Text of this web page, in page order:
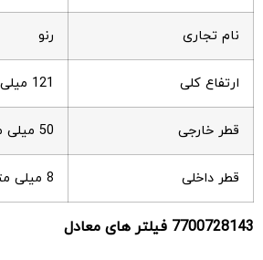
نام تجاری رنو
ارتفاع کلی 121 میلی متر
قطر خارجی 50 میلی متر
قطر داخلی 8 میلی متر
7700728143 فیلتر های معادل